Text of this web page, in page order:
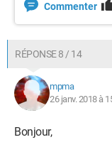
Commenter
RÉPONSE 8 / 14
mpma
26 janv. 2018 à
Bonjour,